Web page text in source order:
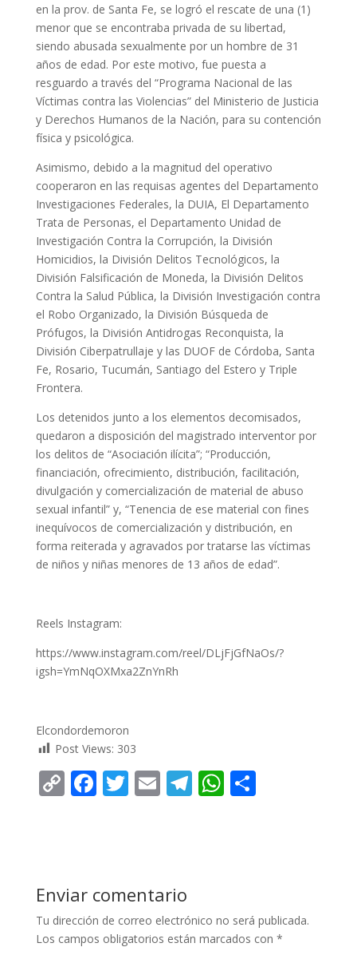
en la prov. de Santa Fe, se logró el rescate de una (1)
menor que se encontraba privada de su libertad,
siendo abusada sexualmente por un hombre de 31
años de edad. Por este motivo, fue puesta a
resguardo a través del “Programa Nacional de las
Víctimas contra las Violencias” del Ministerio de Justicia
y Derechos Humanos de la Nación, para su contención
física y psicológica.
Asimismo, debido a la magnitud del operativo
cooperaron en las requisas agentes del Departamento
Investigaciones Federales, la DUIA, El Departamento
Trata de Personas, el Departamento Unidad de
Investigación Contra la Corrupción, la División
Homicidios, la División Delitos Tecnológicos, la
División Falsificación de Moneda, la División Delitos
Contra la Salud Pública, la División Investigación contra
el Robo Organizado, la División Búsqueda de
Prófugos, la División Antidrogas Reconquista, la
División Ciberpatrullaje y las DUOF de Córdoba, Santa
Fe, Rosario, Tucumán, Santiago del Estero y Triple
Frontera.
Los detenidos junto a los elementos decomisados,
quedaron a disposición del magistrado interventor por
los delitos de “Asociación ilícita”; “Producción,
financiación, ofrecimiento, distribución, facilitación,
divulgación y comercialización de material de abuso
sexual infantil” y, “Tenencia de ese material con fines
inequívocos de comercialización y distribución, en
forma reiterada y agravados por tratarse las víctimas
de niños y niñas menores de 13 años de edad”.
Reels Instagram:
https://www.instagram.com/reel/DLjFjGfNaOs/?
igsh=YmNqOXMxa2ZnYnRh
Elcondordemoron
Post Views: 303
C
Li
n
k
F
o
o
k
T E T
m
W
p
p
C
ti
r
Enviar comentario
Tu dirección de correo electrónico no será publicada.
Los campos obligatorios están marcados con *